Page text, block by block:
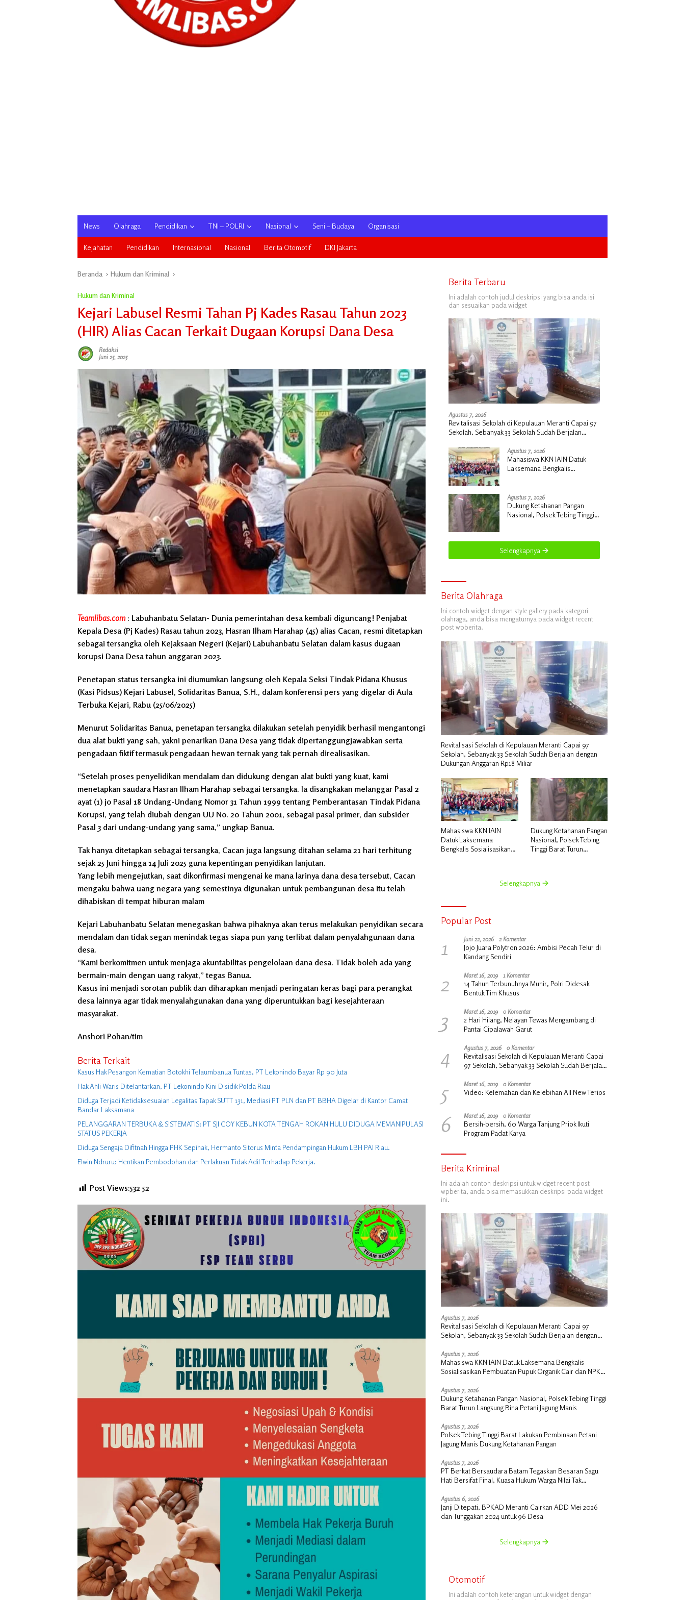
News Olahraga Pendidikan TNI – POLRI Nasional Seni – Budaya Organisasi
Kejahatan Pendidikan Internasional Nasional Berita Otomotif DKI Jakarta
Beranda Hukum dan Kriminal
Hukum dan Kriminal
Kejari Labusel Resmi Tahan Pj Kades Rasau Tahun 2023
(HIR) Alias Cacan Terkait Dugaan Korupsi Dana Desa
Redaksi
Juni 25, 2025
Teamlibas.com : Labuhanbatu Selatan- Dunia pemerintahan desa kembali diguncang! Penjabat
Kepala Desa (Pj Kades) Rasau tahun 2023, Hasran Ilham Harahap (45) alias Cacan, resmi ditetapkan
sebagai tersangka oleh Kejaksaan Negeri (Kejari) Labuhanbatu Selatan dalam kasus dugaan
korupsi Dana Desa tahun anggaran 2023.
Penetapan status tersangka ini diumumkan langsung oleh Kepala Seksi Tindak Pidana Khusus
(Kasi Pidsus) Kejari Labusel, Solidaritas Banua, S.H., dalam konferensi pers yang digelar di Aula
Terbuka Kejari, Rabu (25/06/2025)
Menurut Solidaritas Banua, penetapan tersangka dilakukan setelah penyidik berhasil mengantongi
dua alat bukti yang sah, yakni penarikan Dana Desa yang tidak dipertanggungjawabkan serta
pengadaan fiktif termasuk pengadaan hewan ternak yang tak pernah direalisasikan.
“Setelah proses penyelidikan mendalam dan didukung dengan alat bukti yang kuat, kami
menetapkan saudara Hasran Ilham Harahap sebagai tersangka. Ia disangkakan melanggar Pasal 2
ayat (1) jo Pasal 18 Undang-Undang Nomor 31 Tahun 1999 tentang Pemberantasan Tindak Pidana
Korupsi, yang telah diubah dengan UU No. 20 Tahun 2001, sebagai pasal primer, dan subsider
Pasal 3 dari undang-undang yang sama,” ungkap Banua.
Tak hanya ditetapkan sebagai tersangka, Cacan juga langsung ditahan selama 21 hari terhitung
sejak 25 Juni hingga 14 Juli 2025 guna kepentingan penyidikan lanjutan.
Yang lebih mengejutkan, saat dikonfirmasi mengenai ke mana larinya dana desa tersebut, Cacan
mengaku bahwa uang negara yang semestinya digunakan untuk pembangunan desa itu telah
dihabiskan di tempat hiburan malam
Kejari Labuhanbatu Selatan menegaskan bahwa pihaknya akan terus melakukan penyidikan secara
mendalam dan tidak segan menindak tegas siapa pun yang terlibat dalam penyalahgunaan dana
desa.
“Kami berkomitmen untuk menjaga akuntabilitas pengelolaan dana desa. Tidak boleh ada yang
bermain-main dengan uang rakyat,” tegas Banua.
Kasus ini menjadi sorotan publik dan diharapkan menjadi peringatan keras bagi para perangkat
desa lainnya agar tidak menyalahgunakan dana yang diperuntukkan bagi kesejahteraan
masyarakat.
Anshori Pohan/tim
Berita Terkait
Kasus Hak Pesangon Kematian Botokhi Telaumbanua Tuntas, PT Lekonindo Bayar Rp 90 Juta
Hak Ahli Waris Ditelantarkan, PT Lekonindo Kini Disidik Polda Riau
Diduga Terjadi Ketidaksesuaian Legalitas Tapak SUTT 131, Mediasi PT PLN dan PT BBHA Digelar di Kantor Camat
Bandar Laksamana
PELANGGARAN TERBUKA & SISTEMATIS: PT SJI COY KEBUN KOTA TENGAH ROKAN HULU DIDUGA MEMANIPULASI
STATUS PEKERJA
Diduga Sengaja Difitnah Hingga PHK Sepihak, Hermanto Sitorus Minta Pendampingan Hukum LBH PAI Riau.
Elwin Ndruru: Hentikan Pembodohan dan Perlakuan Tidak Adil Terhadap Pekerja.
Post Views:532 52
Berita Terbaru
Ini adalah contoh judul deskripsi yang bisa anda isi
dan sesuaikan pada widget
Agustus 7, 2026
Revitalisasi Sekolah di Kepulauan Meranti Capai 97
Sekolah, Sebanyak 33 Sekolah Sudah Berjalan
Agustus 7, 2026
Mahasiswa KKN IAIN Datuk
Laksemana Bengkalis
Cair di Desa Kedabu Rapat
Agustus 7, 2026
Dukung Ketahanan Pangan
Nasional, Polsek Tebing Tinggi
Selengkapnya
Berita Olahraga
Ini contoh widget dengan style gallery pada kategori
olahraga, anda bisa mengaturnya pada widget recent
post wpberita.
Revitalisasi Sekolah di Kepulauan Meranti Capai 97
Sekolah, Sebanyak 33 Sekolah Sudah Berjalan dengan
Dukungan Anggaran Rp18 Miliar
Mahasiswa KKN IAIN
Datuk Laksemana
Bengkalis Sosialisasikan
Dukung Ketahanan Pangan
Nasional, Polsek Tebing
Tinggi Barat Turun
Selengkapnya
Popular Post
1 Juni 22, 2026 2 Komentar
Jojo Juara Polytron 2026: Ambisi Pecah Telur di
Kandang Sendiri
2 Maret 16, 2019 1 Komentar
14 Tahun Terbunuhnya Munir, Polri Didesak
Bentuk Tim Khusus
3 Maret 16, 2019 0 Komentar
2 Hari Hilang, Nelayan Tewas Mengambang di
Pantai Cipalawah Garut
4 Agustus 7, 2026 0 Komentar
Revitalisasi Sekolah di Kepulauan Meranti Capai
97 Sekolah, Sebanyak 33 Sekolah Sudah Berjalan
5 Maret 16, 2019 0 Komentar
Video: Kelemahan dan Kelebihan All New Terios
6 Maret 16, 2019 0 Komentar
Bersih-bersih, 60 Warga Tanjung Priok Ikuti
Program Padat Karya
Berita Kriminal
Ini adalah contoh deskripsi untuk widget recent post
wpberita, anda bisa memasukkan deskripsi pada widget
ini.
Agustus 7, 2026
Revitalisasi Sekolah di Kepulauan Meranti Capai 97
Sekolah, Sebanyak 33 Sekolah Sudah Berjalan dengan
Agustus 7, 2026
Mahasiswa KKN IAIN Datuk Laksemana Bengkalis
Sosialisasikan Pembuatan Pupuk Organik Cair dan NPK
Agustus 7, 2026
Dukung Ketahanan Pangan Nasional, Polsek Tebing Tinggi
Barat Turun Langsung Bina Petani Jagung Manis
Agustus 7, 2026
Polsek Tebing Tinggi Barat Lakukan Pembinaan Petani
Jagung Manis Dukung Ketahanan Pangan
Agustus 7, 2026
PT Berkat Bersaudara Batam Tegaskan Besaran Sagu
Hati Bersifat Final, Kuasa Hukum Warga Nilai Tak
Agustus 6, 2026
Janji Ditepati, BPKAD Meranti Cairkan ADD Mei 2026
dan Tunggakan 2024 untuk 96 Desa
Selengkapnya
Otomotif
Ini adalah contoh keterangan untuk widget dengan